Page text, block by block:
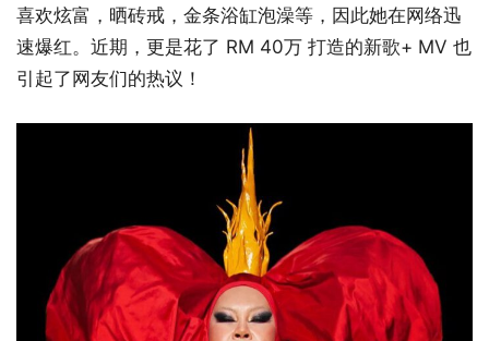
喜欢炫富，晒砖戒，金条浴缸泡澡等，因此她在网络迅
速爆红。近期，更是花了 RM 40万 打造的新歌+ MV 也
引起了网友们的热议！